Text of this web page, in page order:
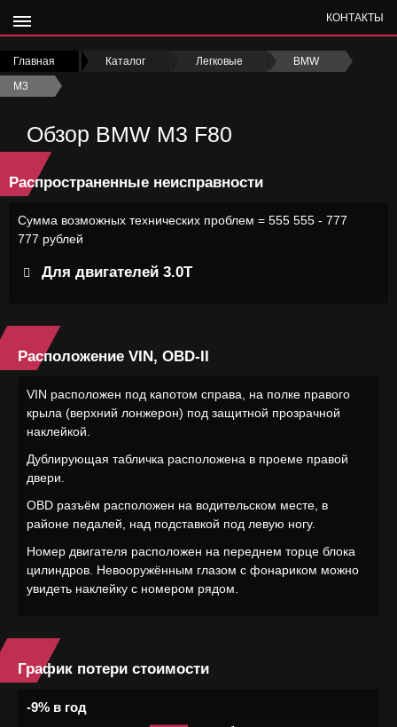
КОНТАКТЫ
Главная › Каталог Легковые › BMW
›
M3
›
Обзор BMW M3 F80
Распространенные неисправности
Сумма возможных технических проблем = 555 555 - 777
777 рублей
Для двигателей 3.0Т
Расположение VIN, OBD-II
VIN расположен под капотом справа, на полке правого
крыла (верхний лонжерон) под защитной прозрачной
наклейкой.
Дублирующая табличка расположена в проеме правой
двери.
OBD разъём расположен на водительском месте, в
районе педалей, над подставкой под левую ногу.
Номер двигателя расположен на переднем торце блока
цилиндров. Невооружённым глазом с фонариком можно
увидеть наклейку с номером рядом.
График потери стоимости
-9% в год